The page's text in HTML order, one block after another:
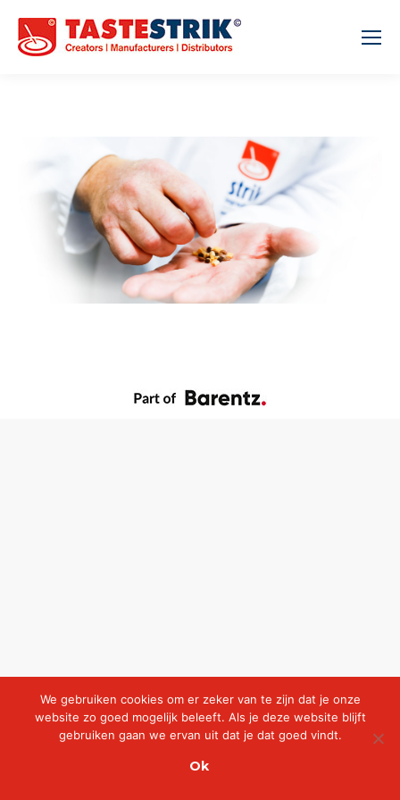
We gebruiken cookies om er zeker van te zijn dat je onze
website zo goed mogelijk beleeft. Als je deze website blijft
gebruiken gaan we ervan uit dat je dat goed vindt.
Ok